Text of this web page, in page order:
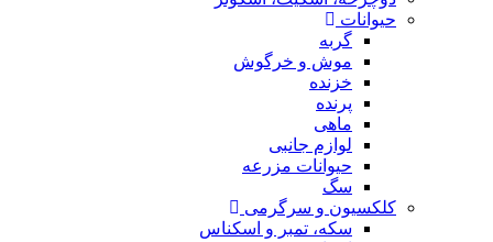
حیوانات
گربه
موش و خرگوش
خزنده
پرنده
ماهی
لوازم جانبی
حیوانات مزرعه
سگ
کلکسیون و سرگرمی
سکه، تمبر و اسکناس